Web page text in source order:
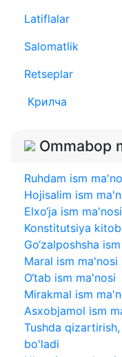
Latiflalar
Salomatlik
Retseplar
Крилча
Ommabop
Ruhdam ism
Hojisalim ism
Elxo‘ja ism ma'nosi
Konstitutsiya
Go‘zalposhsha
Maral ism ma'nosi
O‘tab ism ma'nosi
Mirakmal ism
Asxobjamol ism
Tushda
bo'ladi